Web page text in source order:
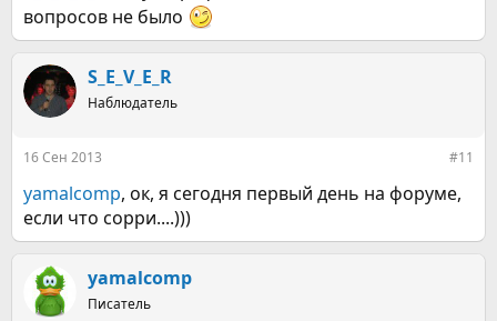
вопросов не было
S_E_V_E_R
Наблюдатель
16 Сен 2013 #11
yamalcomp, ок, я сегодня первый день на форуме,
если что сорри....)))
yamalcomp
Писатель